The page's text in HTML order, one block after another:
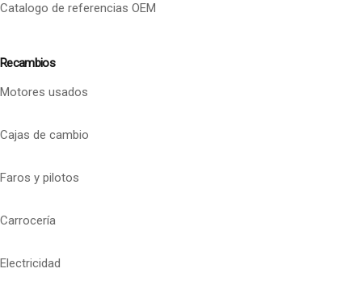
Catalogo de referencias OEM
Recambios
Motores usados
Cajas de cambio
Faros y pilotos
Carrocería
Electricidad